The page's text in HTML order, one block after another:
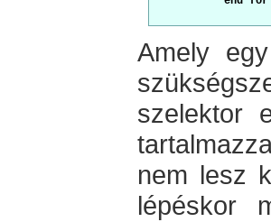
Amely
szelektor
nem lesz
lépéskor